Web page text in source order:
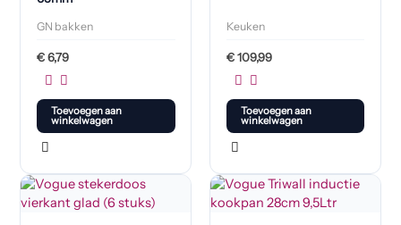
GN bakken
€6,79
Toevoegen aan
winkelwagen
Keuken
€109,99
Toevoegen aan
winkelwagen